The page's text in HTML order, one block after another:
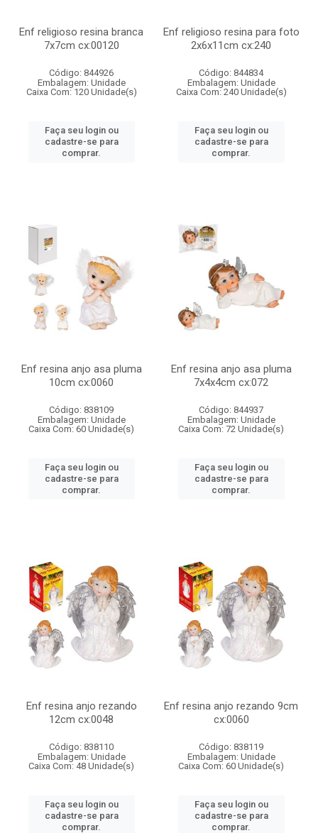
Enf religioso resina branca
7x7cm cx:00120
Código: 844926
Embalagem: Unidade
Caixa Com: 120 Unidade(s)
Faça seu login ou
cadastre-se para
comprar.
Enf religioso resina para foto
2x6x11cm cx:240
Código: 844834
Embalagem: Unidade
Caixa Com: 240 Unidade(s)
Faça seu login ou
cadastre-se para
comprar.
Enf resina anjo asa pluma
10cm cx:0060
Código: 838109
Embalagem: Unidade
Caixa Com: 60 Unidade(s)
Faça seu login ou
cadastre-se para
comprar.
Enf resina anjo asa pluma
7x4x4cm cx:072
Código: 844937
Embalagem: Unidade
Caixa Com: 72 Unidade(s)
Faça seu login ou
cadastre-se para
comprar.
Enf resina anjo rezando
12cm cx:0048
Código: 838110
Embalagem: Unidade
Caixa Com: 48 Unidade(s)
Faça seu login ou
cadastre-se para
comprar.
Enf resina anjo rezando 9cm
cx:0060
Código: 838119
Embalagem: Unidade
Caixa Com: 60 Unidade(s)
Faça seu login ou
cadastre-se para
comprar.